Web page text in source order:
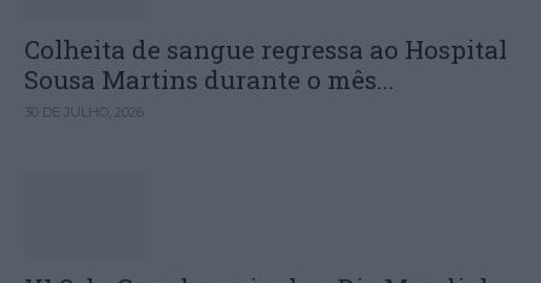
Colheita de sangue regressa ao Hospital
Sousa Martins durante o mês...
30 DE JULHO, 2026